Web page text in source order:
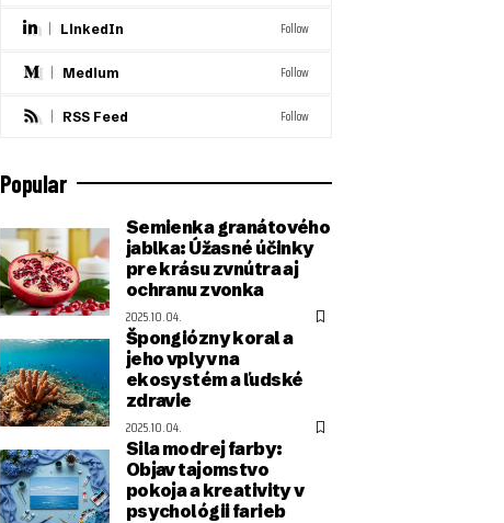
LinkedIn Follow
Medium Follow
RSS Feed Follow
Popular
Semienka granátového
jablka: Úžasné účinky
pre krásu zvnútra aj
ochranu zvonka
2025.10.04.
Špongiózny koral a
jeho vplyv na
ekosystém a ľudské
zdravie
2025.10.04.
Sila modrej farby:
Objav tajomstvo
pokoja a kreativity v
psychológii farieb